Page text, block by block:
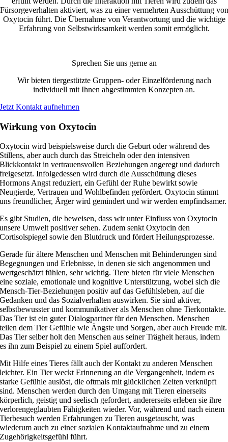
Fürsorgeverhalten aktiviert, was zu einer vermehrten Ausschüttung von
Oxytocin führt. Die Übernahme von Verantwortung und die wichtige
Erfahrung von Selbstwirksamkeit werden somit ermöglicht.
Sprechen Sie uns gerne an
Wir bieten tiergestützte Gruppen- oder Einzelförderung nach
individuell mit Ihnen abgestimmten Konzepten an.
Jetzt Kontakt aufnehmen
Wirkung von Oxytocin
Oxytocin wird beispielsweise durch die Geburt oder während des
Stillens, aber auch durch das Streicheln oder den intensiven
Blickkontakt in vertrauensvollen Beziehungen angeregt und dadurch
freigesetzt. Infolgedessen wird durch die Ausschüttung dieses
Hormons Angst reduziert, ein Gefühl der Ruhe bewirkt sowie
Neugierde, Vertrauen und Wohlbefinden gefördert. Oxytocin stimmt
uns freundlicher, Ärger wird gemindert und wir werden empfindsamer.
Es gibt Studien, die beweisen, dass wir unter Einfluss von Oxytocin
unsere Umwelt positiver sehen. Zudem senkt Oxytocin den
Cortisolspiegel sowie den Blutdruck und fördert Heilungsprozesse.
Gerade für ältere Menschen und Menschen mit Behinderungen sind
Begegnungen und Erlebnisse, in denen sie sich angenommen und
wertgeschätzt fühlen, sehr wichtig. Tiere bieten für viele Menschen
eine soziale, emotionale und kognitive Unterstützung, wobei sich die
Mensch-Tier-Beziehungen positiv auf das Gefühlsleben, auf die
Gedanken und das Sozialverhalten auswirken. Sie sind aktiver,
selbstbewusster und kommunikativer als Menschen ohne Tierkontakte.
Das Tier ist ein guter Dialogpartner für den Menschen. Menschen
teilen dem Tier Gefühle wie Ängste und Sorgen, aber auch Freude mit.
Das Tier selber holt den Menschen aus seiner Trägheit heraus, indem
es ihn zum Beispiel zu einem Spiel auffordert.
Mit Hilfe eines Tieres fällt auch der Kontakt zu anderen Menschen
leichter. Ein Tier weckt Erinnerung an die Vergangenheit, indem es
starke Gefühle auslöst, die oftmals mit glücklichen Zeiten verknüpft
sind. Menschen werden durch den Umgang mit Tieren einerseits
körperlich, geistig und seelisch gefordert, andererseits erleben sie ihre
verlorengeglaubten Fähigkeiten wieder. Vor, während und nach einem
Tierbesuch werden Erfahrungen zu Tieren ausgetauscht, was
wiederum auch zu einer sozialen Kontaktaufnahme und zu einem
Zugehörigkeitsgefühl führt.